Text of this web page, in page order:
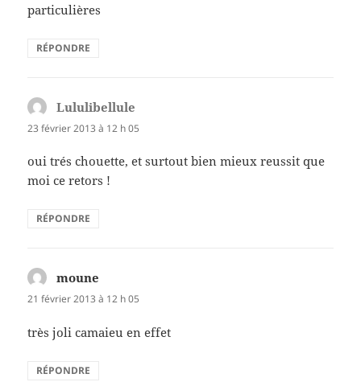
particulières
RÉPONDRE
Lululibellule
23 février 2013 à 12 h 05
oui trés chouette, et surtout bien mieux reussit que
moi ce retors !
RÉPONDRE
moune
21 février 2013 à 12 h 05
très joli camaieu en effet
RÉPONDRE